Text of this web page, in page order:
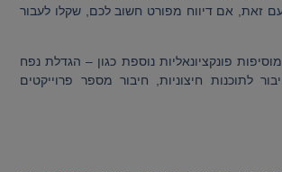
זאת, אם דיווח מפורט חשוב לכם, שקלו לעבור
פונקציונאליות נוספת כגון – הגדלת נפח
לתוכנות חיצוניות, חיבור מספר פרוייקטים